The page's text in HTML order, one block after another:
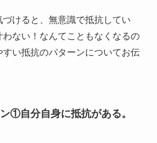
づけると、無意識で抵抗してい
わない！なんてこともなくなるの
すい抵抗のパターンについてお伝
①自分自身に抵抗がある。